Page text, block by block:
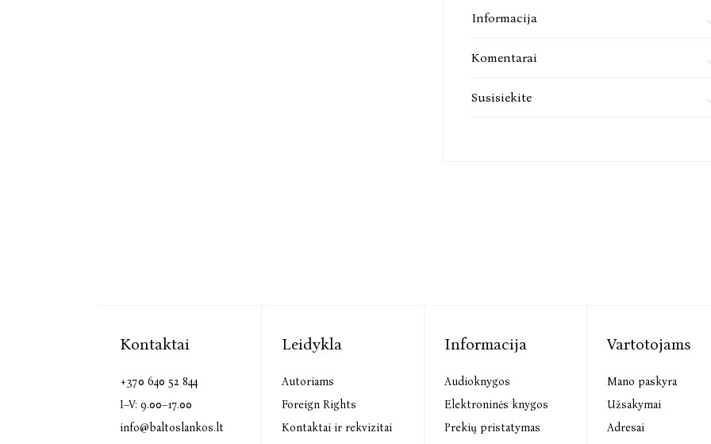
Informacija
Komentarai
Susisiekite
Kontaktai
+370 640 52 844
I–V: 9.00–17.00
info@baltoslankos.lt
Leidykla
Autoriams
Foreign Rights
Kontaktai ir rekvizitai
Informacija
Audioknygos
Elektroninės knygos
Prekių pristatymas
Vartotojams
Mano paskyra
Užsakymai
Adresai